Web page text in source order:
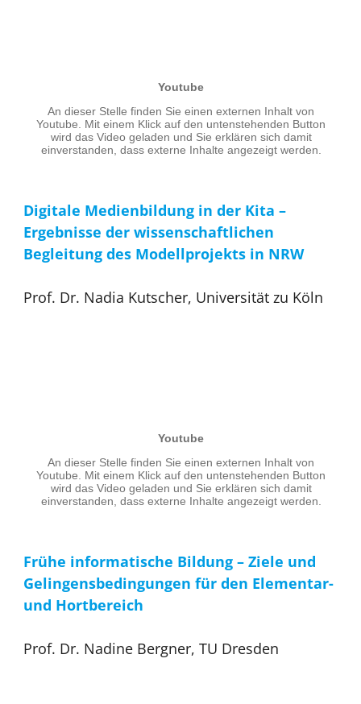
Digitale Medienbildung in der Kita –
Ergebnisse der wissenschaftlichen
Begleitung des Modellprojekts in NRW
Prof. Dr. Nadia Kutscher, Universität zu Köln
Frühe informatische Bildung – Ziele und
Gelingensbedingungen für den Elementar-
und Hortbereich
Prof. Dr. Nadine Bergner, TU Dresden